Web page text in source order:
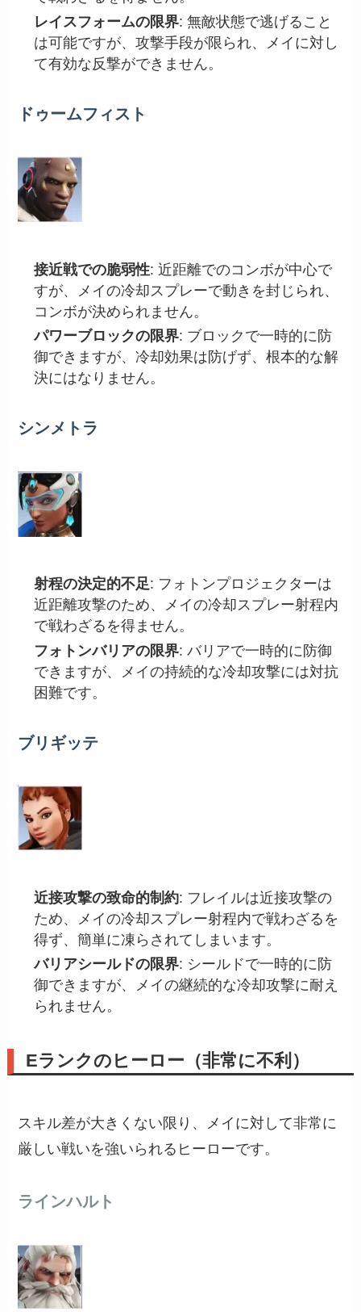
レイスフォームの限界: 無敵状態で逃げること
は可能ですが、攻撃手段が限られ、メイに対し
て有効な反撃ができません。
ドゥームフィスト
接近戦での脆弱性: 近距離でのコンボが中心で
すが、メイの冷却スプレーで動きを封じられ、
コンボが決められません。
パワーブロックの限界: ブロックで一時的に防
御できますが、冷却効果は防げず、根本的な解
決にはなりません。
シンメトラ
射程の決定的不足: フォトンプロジェクターは
近距離攻撃のため、メイの冷却スプレー射程内
で戦わざるを得ません。
フォトンバリアの限界: バリアで一時的に防御
できますが、メイの持続的な冷却攻撃には対抗
困難です。
ブリギッテ
近接攻撃の致命的制約: フレイルは近接攻撃の
ため、メイの冷却スプレー射程内で戦わざるを
得ず、簡単に凍らされてしまいます。
バリアシールドの限界: シールドで一時的に防
御できますが、メイの継続的な冷却攻撃に耐え
られません。
Eランクのヒーロー（非常に不利）
スキル差が大きくない限り、メイに対して非常に
厳しい戦いを強いられるヒーローです。
ラインハルト